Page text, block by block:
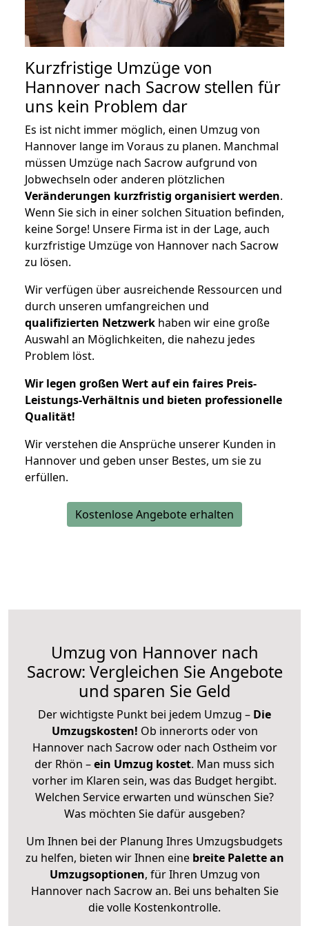
Kurzfristige Umzüge von
Hannover nach Sacrow stellen für
uns kein Problem dar
Es ist nicht immer möglich, einen Umzug von
Hannover lange im Voraus zu planen. Manchmal
müssen Umzüge nach Sacrow aufgrund von
Jobwechseln oder anderen plötzlichen
Veränderungen kurzfristig organisiert werden.
Wenn Sie sich in einer solchen Situation befinden,
keine Sorge! Unsere Firma ist in der Lage, auch
kurzfristige Umzüge von Hannover nach Sacrow
zu lösen.
Wir verfügen über ausreichende Ressourcen und
durch unseren umfangreichen und
qualifizierten Netzwerk haben wir eine große
Auswahl an Möglichkeiten, die nahezu jedes
Problem löst.
Wir legen großen Wert auf ein faires Preis-
Leistungs-Verhältnis und bieten professionelle
Qualität!
Wir verstehen die Ansprüche unserer Kunden in
Hannover und geben unser Bestes, um sie zu
erfüllen.
Kostenlose Angebote erhalten
Umzug von Hannover nach
Sacrow: Vergleichen Sie Angebote
und sparen Sie Geld
Der wichtigste Punkt bei jedem Umzug – Die
Umzugskosten! Ob innerorts oder von
Hannover nach Sacrow oder nach Ostheim vor
der Rhön –ein Umzug kostet. Man muss sich
vorher im Klaren sein, was das Budget hergibt.
Welchen Service erwarten und wünschen Sie?
Was möchten Sie dafür ausgeben?
Um Ihnen bei der Planung Ihres Umzugsbudgets
zu helfen, bieten wir Ihnen eine breite Palette an
Umzugsoptionen, für Ihren Umzug von
Hannover nach Sacrow an. Bei uns behalten Sie
die volle Kostenkontrolle.